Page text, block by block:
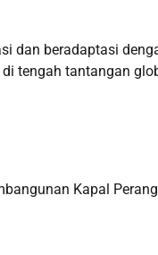
dan beradaptasi
tengah tantangan
Kapal